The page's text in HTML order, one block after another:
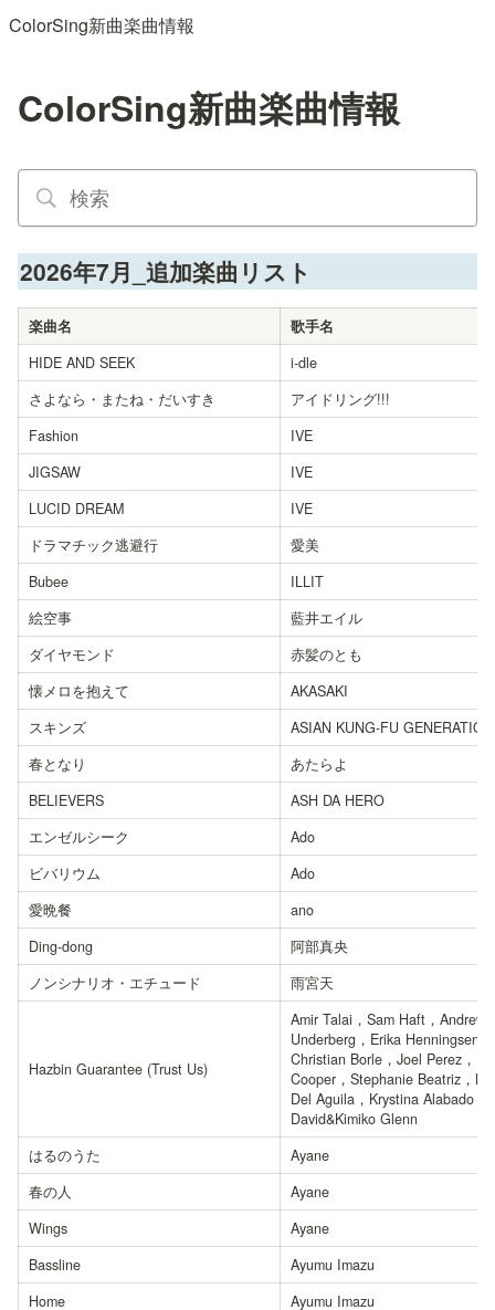
ColorSing新曲楽曲情報
ColorSing新曲楽曲情報
2026年7月_追加楽曲リスト
楽曲名
歌手名
HIDE AND SEEK
i-dle
さよなら・またね・だいすき
アイドリング!!!
Fashion
IVE
JIGSAW
IVE
LUCID DREAM
IVE
ドラマチック逃避行
愛美
Bubee
ILLIT
絵空事
藍井エイル
ダイヤモンド
赤髪のとも
懐メロを抱えて
AKASAKI
スキンズ
ASIAN KUNG-FU GENERATION
春となり
あたらよ
BELIEVERS
ASH DA HERO
エンゼルシーク
Ado
ビバリウム
Ado
愛晩餐
ano
Ding-dong
阿部真央
ノンシナリオ・エチュード
雨宮天
Hazbin Guarantee (Trust Us)
Amir Talai，Sam Haft，Andrew
Underberg，Erika Henningsen，
Christian Borle，Joel Perez，
Cooper，Stephanie Beatriz，
Del Aguila，Krystina Alabado
David&Kimiko Glenn
はるのうた
Ayane
春の人
Ayane
Wings
Ayane
Bassline
Ayumu Imazu
Home
Ayumu Imazu